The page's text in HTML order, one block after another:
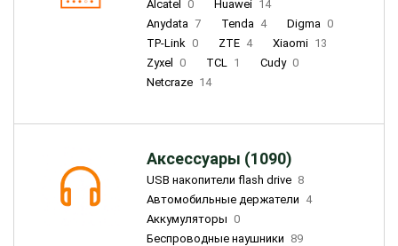
Alcatel 0 Huawei 14
Anydata 7 Tenda 4 Digma 0
TP-Link 0 ZTE 4 Xiaomi 13
Zyxel
0 TCL 1 Cudy 0
Netcraze 14
Аксессуары (1090)
USB накопители flash drive 8
Автомобильные держатели 4
Аккумуляторы 0
Беспроводные наушники 89